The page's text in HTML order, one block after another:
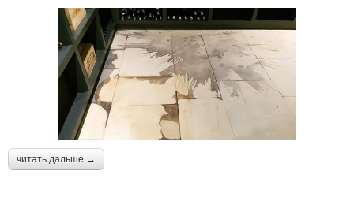
читать дальше →